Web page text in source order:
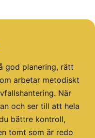
god planering, rätt
arbetar metodiskt
När
och ser till att hela
bättre kontroll,
tomt som är redo